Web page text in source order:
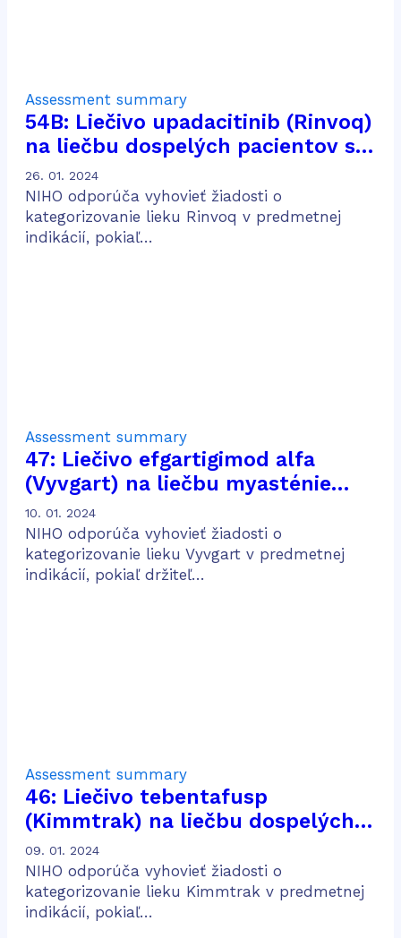
Assessment summary
54B: Liečivo upadacitinib (Rinvoq)
na liečbu dospelých pacientov so
stredne ťažkou až ťažkou
aktívnou Crohnovou chorobou po
predošlej konvenčnej a biologickej
liečbe
26. 01. 2024
NIHO odporúča vyhovieť žiadosti o
kategorizovanie lieku Rinvoq v predmetnej
indikácií, pokiaľ…
Assessment summary
47: Liečivo efgartigimod alfa
(Vyvgart) na liečbu myasténie
gravis
10. 01. 2024
NIHO odporúča vyhovieť žiadosti o
kategorizovanie lieku Vyvgart v predmetnej
indikácií, pokiaľ držiteľ…
Assessment summary
46: Liečivo tebentafusp
(Kimmtrak) na liečbu dospelých
pacientov s neresekovateľným
alebo metastatickým uveálnym
melanómom
09. 01. 2024
NIHO odporúča vyhovieť žiadosti o
kategorizovanie lieku Kimmtrak v predmetnej
indikácií, pokiaľ…